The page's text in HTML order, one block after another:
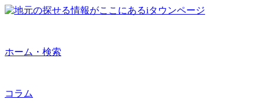
ホーム・検索
コラム